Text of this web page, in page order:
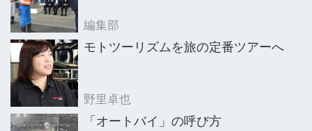
編集部
モトツーリズムを旅の定番ツアーへ
野里卓也
「オートバイ」の呼び方